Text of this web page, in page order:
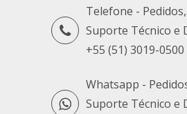
Telefone - Pedidos,
Suporte Técnico e
+55 (51) 3019-0500
Whatsapp -
Suporte Técnico e